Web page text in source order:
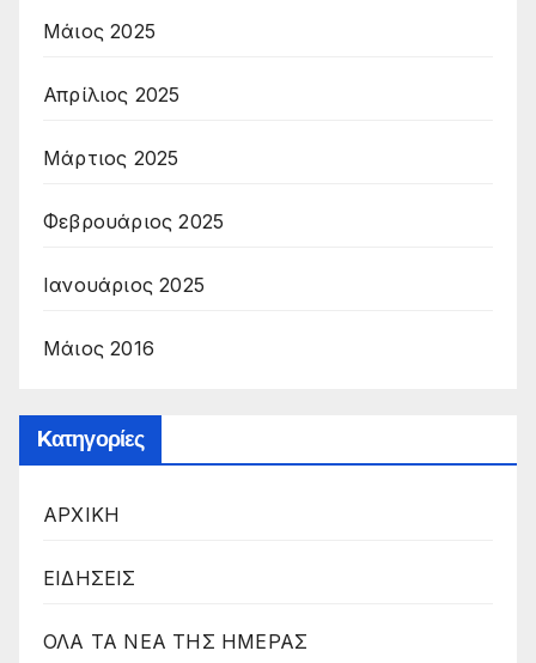
Μάιος 2025
Απρίλιος 2025
Μάρτιος 2025
Φεβρουάριος 2025
Ιανουάριος 2025
Μάιος 2016
Kατηγορίες
ΑΡΧΙΚΗ
ΕΙΔΗΣΕΙΣ
ΟΛΑ ΤΑ ΝΕΑ ΤΗΣ ΗΜΕΡΑΣ